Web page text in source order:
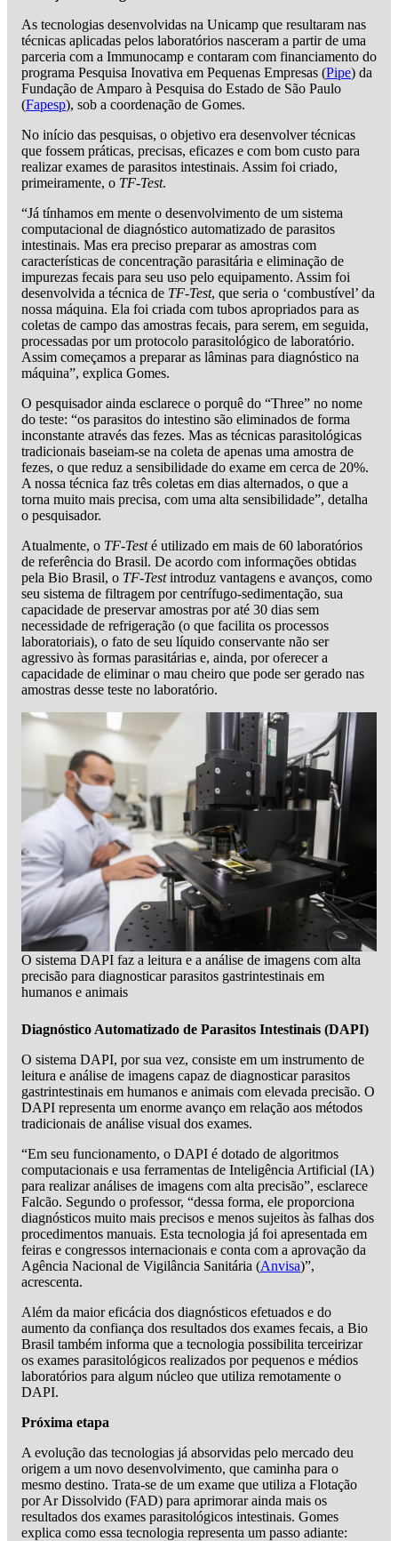
As tecnologias desenvolvidas na Unicamp que resultaram nas
técnicas aplicadas pelos laboratórios nasceram a partir de uma
parceria com a Immunocamp e contaram com financiamento do
programa Pesquisa Inovativa em Pequenas Empresas (Pipe) da
Fundação de Amparo à Pesquisa do Estado de São Paulo
(Fapesp), sob a coordenação de Gomes.
No início das pesquisas, o objetivo era desenvolver técnicas
que fossem práticas, precisas, eficazes e com bom custo para
realizar exames de parasitos intestinais. Assim foi criado,
primeiramente, o TF-Test.
“Já tínhamos em mente o desenvolvimento de um sistema
computacional de diagnóstico automatizado de parasitos
intestinais. Mas era preciso preparar as amostras com
características de concentração parasitária e eliminação de
impurezas fecais para seu uso pelo equipamento. Assim foi
desenvolvida a técnica de TF-Test, que seria o ‘combustível’ da
nossa máquina. Ela foi criada com tubos apropriados para as
coletas de campo das amostras fecais, para serem, em seguida,
processadas por um protocolo parasitológico de laboratório.
Assim começamos a preparar as lâminas para diagnóstico na
máquina”, explica Gomes.
O pesquisador ainda esclarece o porquê do “Three” no nome
do teste: “os parasitos do intestino são eliminados de forma
inconstante através das fezes. Mas as técnicas parasitológicas
tradicionais baseiam-se na coleta de apenas uma amostra de
fezes, o que reduz a sensibilidade do exame em cerca de 20%.
A nossa técnica faz três coletas em dias alternados, o que a
torna muito mais precisa, com uma alta sensibilidade”, detalha
o pesquisador.
Atualmente, o TF-Testé utilizado em mais de 60 laboratórios
de referência do Brasil. De acordo com informações obtidas
pela Bio Brasil, o TF-Testintroduz vantagens e avanços, como
seu sistema de filtragem por centrífugo-sedimentação, sua
capacidade de preservar amostras por até 30 dias sem
necessidade de refrigeração (o que facilita os processos
laboratoriais), o fato de seu líquido conservante não ser
agressivo às formas parasitárias e, ainda, por oferecer a
capacidade de eliminar o mau cheiro que pode ser gerado nas
amostras desse teste no laboratório.
O sistema DAPI faz a leitura e a análise de imagens com alta
precisão para diagnosticar parasitos gastrintestinais em
humanos e animais
Diagnóstico Automatizado de Parasitos Intestinais (DAPI)
O sistema DAPI, por sua vez, consiste em um instrumento de
leitura e análise de imagens capaz de diagnosticar parasitos
gastrintestinais em humanos e animais com elevada precisão. O
DAPI representa um enorme avanço em relação aos métodos
tradicionais de análise visual dos exames.
“Em seu funcionamento, o DAPI é dotado de algoritmos
computacionais e usa ferramentas de Inteligência Artificial (IA)
para realizar análises de imagens com alta precisão”, esclarece
Falcão. Segundo o professor, “dessa forma, ele proporciona
diagnósticos muito mais precisos e menos sujeitos às falhas dos
procedimentos manuais. Esta tecnologia já foi apresentada em
feiras e congressos internacionais e conta com a aprovação da
Agência Nacional de Vigilância Sanitária (Anvisa)”,
acrescenta.
Além da maior eficácia dos diagnósticos efetuados e do
aumento da confiança dos resultados dos exames fecais, a Bio
Brasil também informa que a tecnologia possibilita terceirizar
os exames parasitológicos realizados por pequenos e médios
laboratórios para algum núcleo que utiliza remotamente o
DAPI.
Próxima etapa
A evolução das tecnologias já absorvidas pelo mercado deu
origem a um novo desenvolvimento, que caminha para o
mesmo destino. Trata-se de um exame que utiliza a Flotação
por Ar Dissolvido (FAD) para aprimorar ainda mais os
resultados dos exames parasitológicos intestinais. Gomes
explica como essa tecnologia representa um passo adiante: